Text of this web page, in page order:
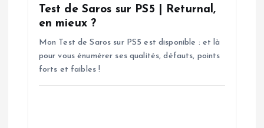
Test de Saros sur PS5 | Returnal,
en mieux ?
Mon Test de Saros sur PS5 est disponible : et là
pour vous énumérer ses qualités, défauts, points
forts et faibles !